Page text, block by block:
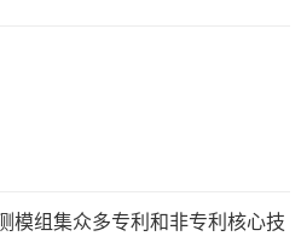
模组集众多专利和非专利核心技